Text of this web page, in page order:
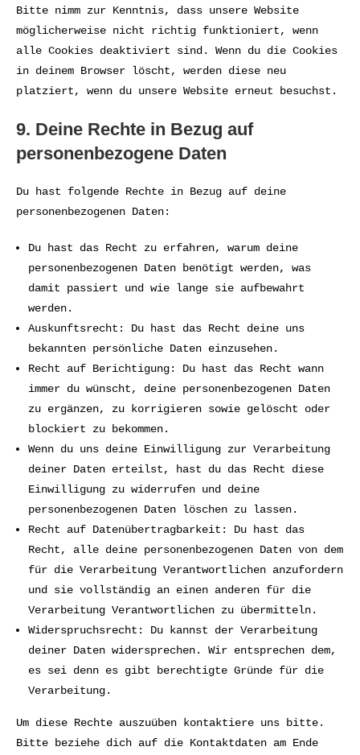
Bitte nimm zur Kenntnis, dass unsere Website
möglicherweise nicht richtig funktioniert, wenn
alle Cookies deaktiviert sind. Wenn du die Cookies
in deinem Browser löscht, werden diese neu
platziert, wenn du unsere Website erneut besuchst.
9. Deine Rechte in Bezug auf
personenbezogene Daten
Du hast folgende Rechte in Bezug auf deine
personenbezogenen Daten:
Du hast das Recht zu erfahren, warum deine
personenbezogenen Daten benötigt werden, was
damit passiert und wie lange sie aufbewahrt
werden.
Auskunftsrecht: Du hast das Recht deine uns
bekannten persönliche Daten einzusehen.
Recht auf Berichtigung: Du hast das Recht wann
immer du wünscht, deine personenbezogenen Daten
zu ergänzen, zu korrigieren sowie gelöscht oder
blockiert zu bekommen.
Wenn du uns deine Einwilligung zur Verarbeitung
deiner Daten erteilst, hast du das Recht diese
Einwilligung zu widerrufen und deine
personenbezogenen Daten löschen zu lassen.
Recht auf Datenübertragbarkeit: Du hast das
Recht, alle deine personenbezogenen Daten von dem
für die Verarbeitung Verantwortlichen anzufordern
und sie vollständig an einen anderen für die
Verarbeitung Verantwortlichen zu übermitteln.
Widerspruchsrecht: Du kannst der Verarbeitung
deiner Daten widersprechen. Wir entsprechen dem,
es sei denn es gibt berechtigte Gründe für die
Verarbeitung.
Um diese Rechte auszuüben kontaktiere uns bitte.
Bitte beziehe dich auf die Kontaktdaten am Ende